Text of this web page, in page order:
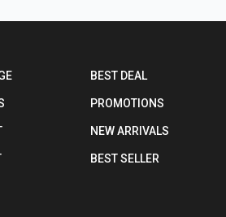
BEST DEAL
PROMOTIONS
NEW ARRIVALS
BEST SELLER